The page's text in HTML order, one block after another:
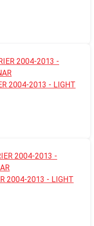
2004-2013 - LIGHT
2004-2013 - LIGHT